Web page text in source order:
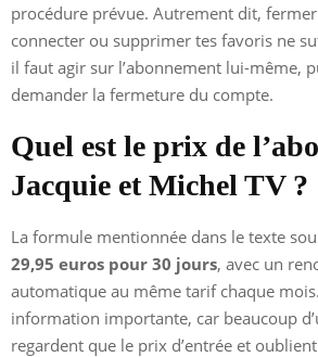
procédure prévue. Autrement dit, fermer
connecter ou supprimer tes favoris ne
il faut agir sur l’abonnement lui-même,
demander la fermeture du compte.
Quel est le prix de
Jacquie et Michel TV ?
La formule mentionnée dans le texte
29,95 euros pour 30 jours, avec un
automatique au même tarif chaque mois.
information importante, car beaucoup
regardent que le prix d’entrée et